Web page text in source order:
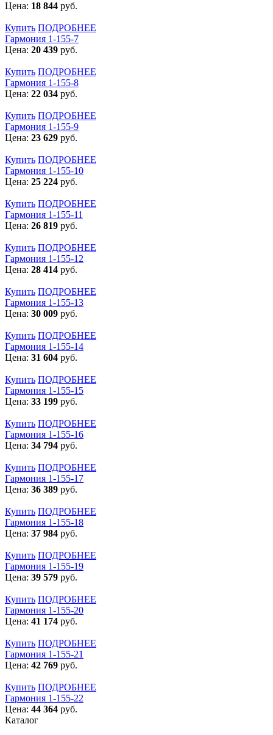
Цена: 18 844 руб.
Купить ПОДРОБНЕЕ
Гармония 1-155-7
Цена: 20 439 руб.
Купить ПОДРОБНЕЕ
Гармония 1-155-8
Цена: 22 034 руб.
Купить ПОДРОБНЕЕ
Гармония 1-155-9
Цена: 23 629 руб.
Купить ПОДРОБНЕЕ
Гармония 1-155-10
Цена: 25 224 руб.
Купить ПОДРОБНЕЕ
Гармония 1-155-11
Цена: 26 819 руб.
Купить ПОДРОБНЕЕ
Гармония 1-155-12
Цена: 28 414 руб.
Купить ПОДРОБНЕЕ
Гармония 1-155-13
Цена: 30 009 руб.
Купить ПОДРОБНЕЕ
Гармония 1-155-14
Цена: 31 604 руб.
Купить ПОДРОБНЕЕ
Гармония 1-155-15
Цена: 33 199 руб.
Купить ПОДРОБНЕЕ
Гармония 1-155-16
Цена: 34 794 руб.
Купить ПОДРОБНЕЕ
Гармония 1-155-17
Цена: 36 389 руб.
Купить ПОДРОБНЕЕ
Гармония 1-155-18
Цена: 37 984 руб.
Купить ПОДРОБНЕЕ
Гармония 1-155-19
Цена: 39 579 руб.
Купить ПОДРОБНЕЕ
Гармония 1-155-20
Цена: 41 174 руб.
Купить ПОДРОБНЕЕ
Гармония 1-155-21
Цена: 42 769 руб.
Купить ПОДРОБНЕЕ
Гармония 1-155-22
Цена: 44 364 руб.
Каталог